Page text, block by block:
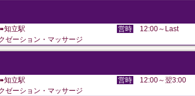
知立駅 営時 12:00～Last
ゼーション・マッサージ
知立駅 営時 12:00～翌3:00
ゼーション・マッサージ